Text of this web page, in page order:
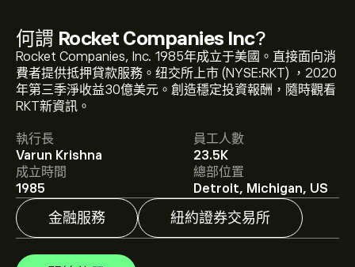
何謂 Rocket Companies Inc?
Rocket Companies, Inc. 1985年成立于美國。直接面向消
費者提供抵押貸款服務。纽交所上市 (NYSE:RKT) ，2020
年第三季淨收益30億美元。創造穩定投資報酬，隨時觀看
RKT新資訊。
執行長
Varun Krishna
員工人數
23.5K
成立時間
1985
總部位置
Detroit, Michigan, US
金融服務 紐約證券交易所
RKT 現價為‎$‎13.22。
eToro 以取得詳細的分析師預測及目標價格。
分析師根據市場趨勢、財務報告和預期增長對Rocket
Companies Inc的預測。查看最新預測以了解未來價格走
勢。
Rocket Companies Inc 的市值是 ‎$‎39.22B 美元